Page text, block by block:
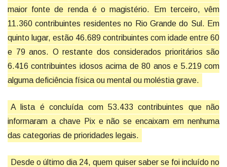
maior fonte de renda é o magistério. Em terceiro, vêm
11.360 contribuintes residentes no Rio Grande do Sul. Em
quinto lugar, estão 46.689 contribuintes com idade entre 60
e 79 anos. O restante dos considerados prioritários são
6.416 contribuintes idosos acima de 80 anos e 5.219 com
alguma deficiência física ou mental ou moléstia grave.
A lista é concluída com 53.433 contribuintes que não
informaram a chave Pix e não se encaixam em nenhuma
das categorias de prioridades legais.
Desde o último dia 24, quem quiser saber se foi incluído no